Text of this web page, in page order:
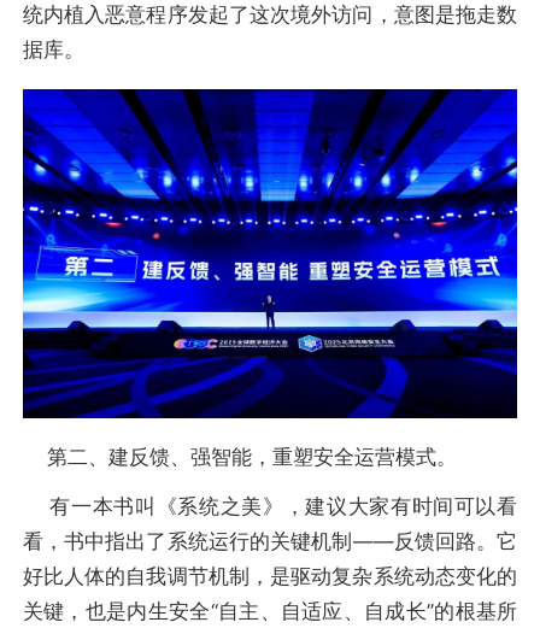
统内植入恶意程序发起了这次境外访问，意图是拖走数
据库。
第二、建反馈、强智能，重塑安全运营模式。
有一本书叫《系统之美》，建议大家有时间可以看
看，书中指出了系统运行的关键机制——反馈回路。它
好比人体的自我调节机制，是驱动复杂系统动态变化的
关键，也是内生安全“自主、自适应、自成长”的根基所